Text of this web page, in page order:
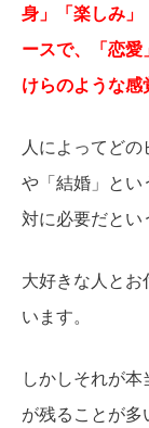
身」「楽しみ」
ースで、「恋
けらのような感
人によってどの
や「結婚」とい
対に必要だとい
大好きな人と
います。
しかしそれが
が残ることが多